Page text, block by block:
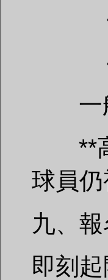
‧大
‧因
一般
**高
球員仍
九、報
即刻